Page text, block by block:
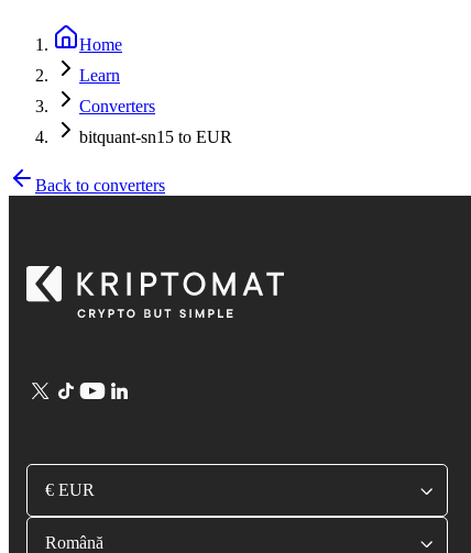
Home
Learn
Converters
bitquant-sn15 to EUR
Back to converters
€ EUR
Română